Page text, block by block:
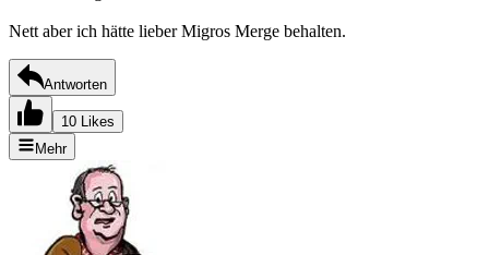
Nett aber ich hätte lieber Migros Merge behalten.
Antworten
10 Likes
Mehr